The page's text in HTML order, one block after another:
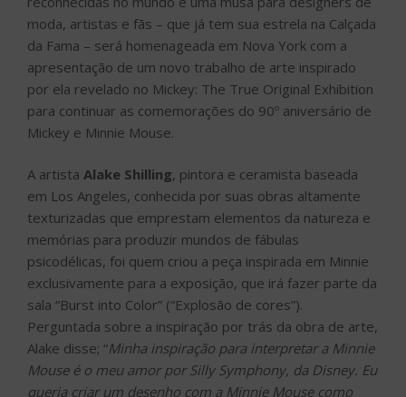
moda, artistas e fãs – que já tem sua estrela na Calçada
da Fama – será homenageada em Nova York com a
apresentação de um novo trabalho de arte inspirado
por ela revelado no Mickey: The True Original Exhibition
para continuar as comemorações do 90º aniversário de
Mickey e Minnie Mouse.
A artista Alake Shilling, pintora e ceramista baseada
em Los Angeles, conhecida por suas obras altamente
texturizadas que emprestam elementos da natureza e
memórias para produzir mundos de fábulas
psicodélicas, foi quem criou a peça inspirada em Minnie
exclusivamente para a exposição, que irá fazer parte da
sala “Burst into Color” (“Explosão de cores”).
Perguntada sobre a inspiração por trás da obra de arte,
Alake disse; “Minha inspiração para interpretar a Minnie
Mouse é o meu amor por Silly Symphony, da Disney. Eu
queria criar um desenho com a Minnie Mouse como